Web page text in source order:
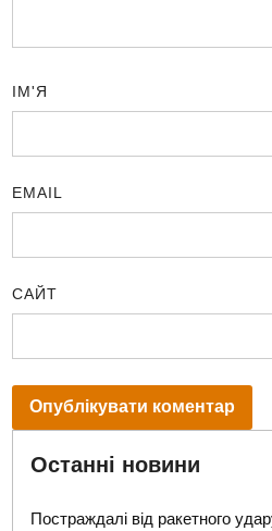
ІМ'Я
EMAIL
САЙТ
Останні новини
Постраждалі від ракетного